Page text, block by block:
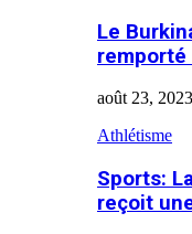
Le
remporté
août 23, 2023
Athlétisme
Sports:
reçoit